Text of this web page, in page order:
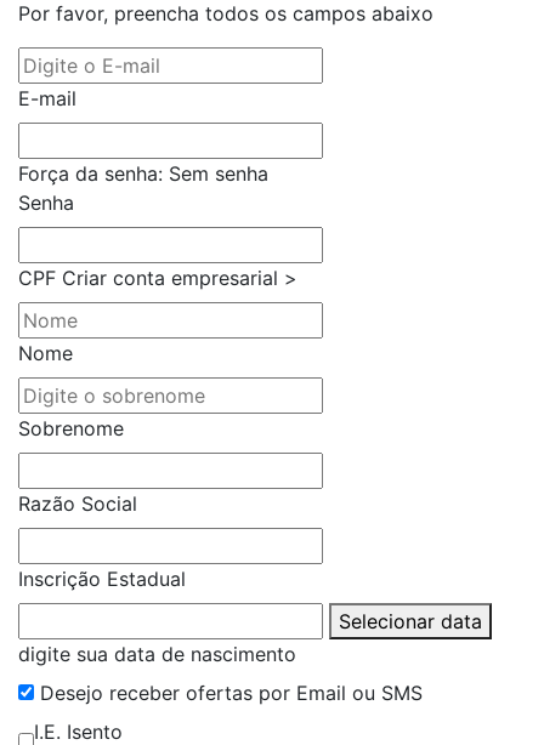
Por favor, preencha todos os campos abaixo
E-mail
Força da senha: Sem senha
Senha
CPF Criar conta empresarial >
Nome
Sobrenome
Razão Social
Inscrição Estadual
Selecionar data
digite sua data de nascimento
Desejo receber ofertas por Email ou SMS
I.E. Isento